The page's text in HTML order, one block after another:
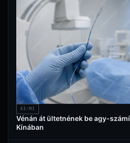
AI/MI
Vénán át ültetnének be agy-
Kínában